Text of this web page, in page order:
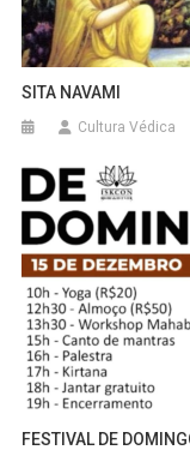
SITA NAVAMI
Cultura Védica
FESTIVAL DE